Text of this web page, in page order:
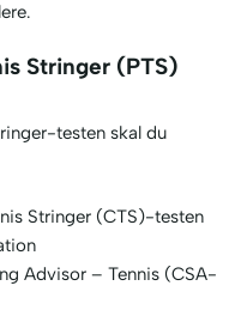
Stringer (PTS)
testen skal du
Stringer (CTS)-testen
Advisor – Tennis (CSA-